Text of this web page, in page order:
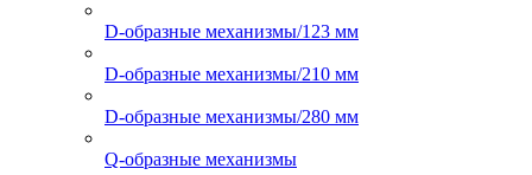
D-образные механизмы/123 мм
D-образные механизмы/210 мм
D-образные механизмы/280 мм
Q-образные механизмы